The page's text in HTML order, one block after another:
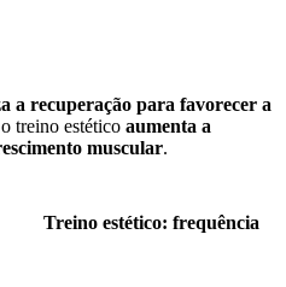
a recuperação para favorecer a
treino estético aumenta a
muscular.
Treino estético: frequência